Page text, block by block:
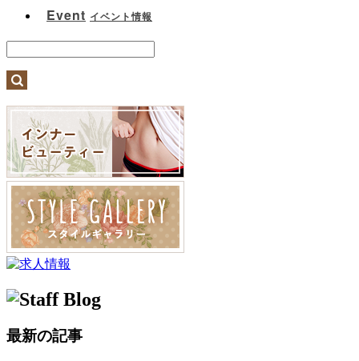
Event イベント情報
最新の記事